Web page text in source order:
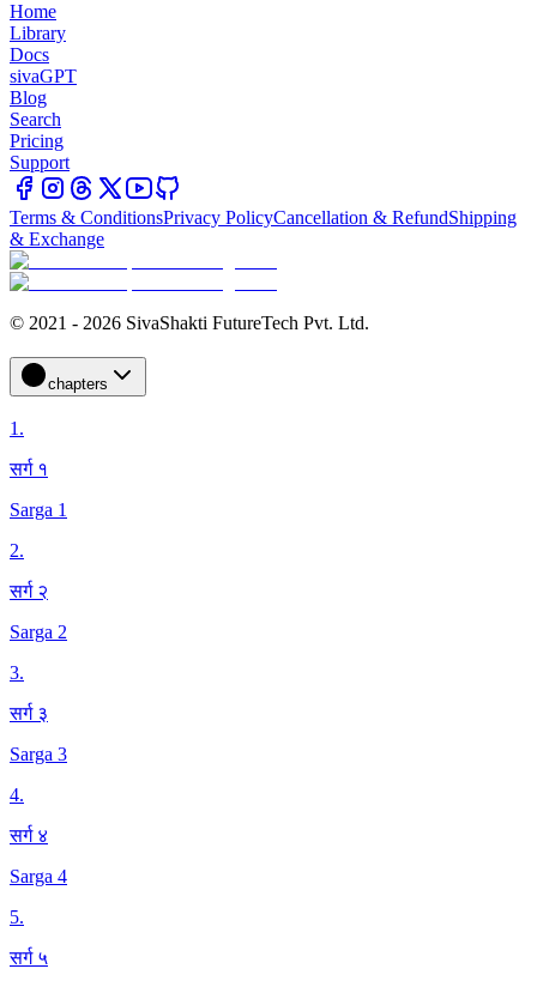
Home
Library
Docs
sivaGPT
Blog
Search
Pricing
Support
Terms & ConditionsPrivacy PolicyCancellation & RefundShipping
& Exchange
© 2021 - 2026 SivaShakti FutureTech Pvt. Ltd.
chapters
1.
सर्ग १
Sarga 1
2.
सर्ग २
Sarga 2
3.
सर्ग ३
Sarga 3
4.
सर्ग ४
Sarga 4
5.
सर्ग ५